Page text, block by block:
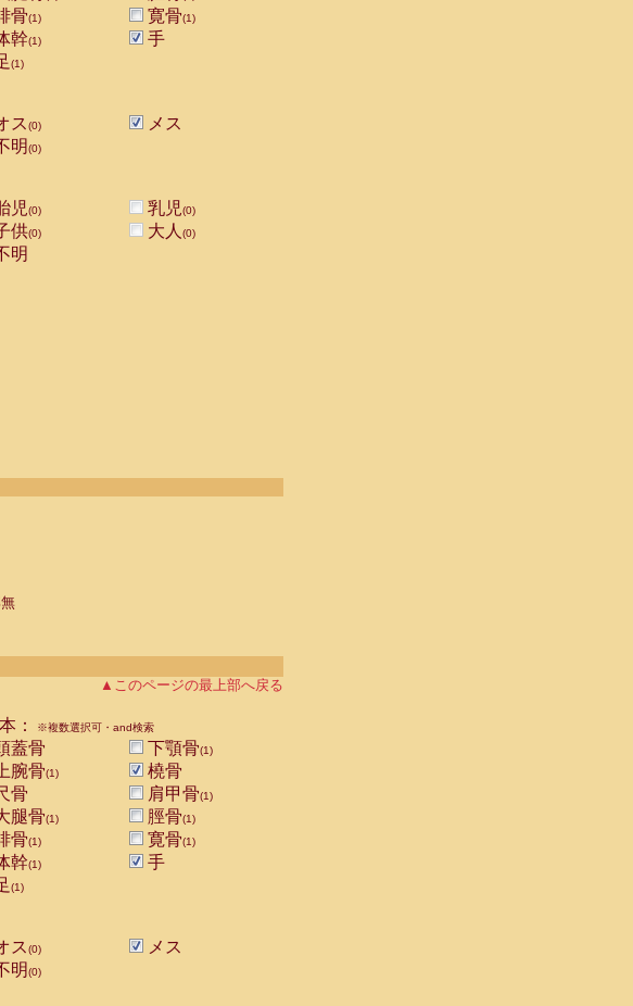
骨(1) 寛骨(1)
幹(1)
手
(1)
ス(0)
メス
明(0)
児(0) 乳児(0)
供(0) 大人 (0)
明
▲このページの最上部へ戻る
： ※複数選択可・and検索
蓋骨 下顎骨(1)
腕骨(1)
橈骨
骨
肩甲骨(1)
腿骨(1) 脛骨(1)
骨(1) 寛骨(1)
幹(1)
手
(1)
ス(0)
メス
明(0)